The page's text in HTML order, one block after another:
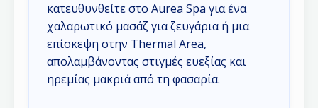
κατευθυνθείτε στο Aurea Spa για ένα
χαλαρωτικό μασάζ για ζευγάρια ή μια
επίσκεψη στην Thermal Area,
απολαμβάνοντας στιγμές ευεξίας και
ηρεμίας μακριά από τη φασαρία.